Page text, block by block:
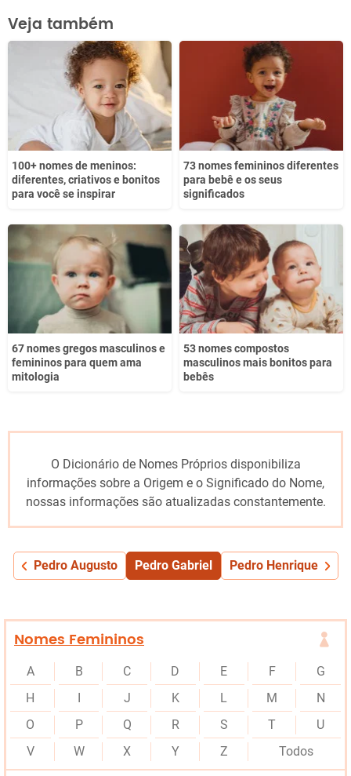
Este conteúdo contém informação incorreta
Este conteúdo não tem a informação que procuro
Veja também
100+ nomes de meninos:
diferentes, criativos e bonitos
para você se inspirar
73 nomes femininos diferentes
para bebê e os seus
significados
67 nomes gregos masculinos e
femininos para quem ama
mitologia
53 nomes compostos
masculinos mais bonitos para
bebês
O Dicionário de Nomes Próprios disponibiliza
informações sobre a Origem e o Significado do Nome,
nossas informações são atualizadas constantemente.
Pedro Augusto Pedro Gabriel Pedro Henrique
Nomes Femininos
A B C D E F
G
H
I J K L M
N
O
P Q R S T
U
V
W X Y Z Todos